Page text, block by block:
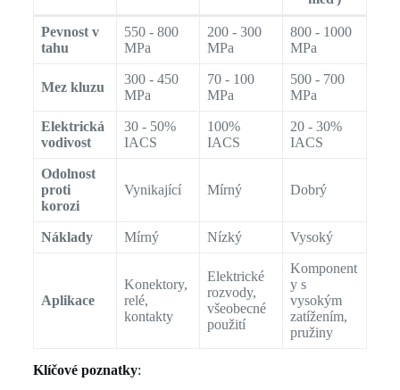
Pevnost v
tahu
550 - 800
MPa
200 - 300
MPa
800 - 1000
MPa
Mez kluzu
300 - 450
MPa
70 - 100
MPa
500 - 700
MPa
Elektrická
vodivost
30 - 50%
IACS
100%
IACS
20 - 30%
IACS
Odolnost
proti
korozi
Vynikající Mírný Dobrý
Náklady Mírný Nízký Vysoký
Aplikace
Konektory,
relé,
kontakty
Elektrické
rozvody,
všeobecné
použití
Komponent
y s
vysokým
zatížením,
pružiny
Klíčové poznatky: